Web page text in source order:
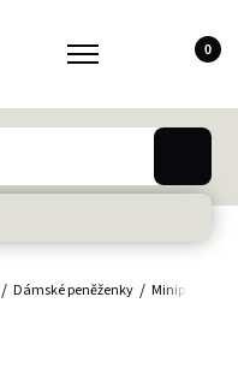
0
Dámské peněženky